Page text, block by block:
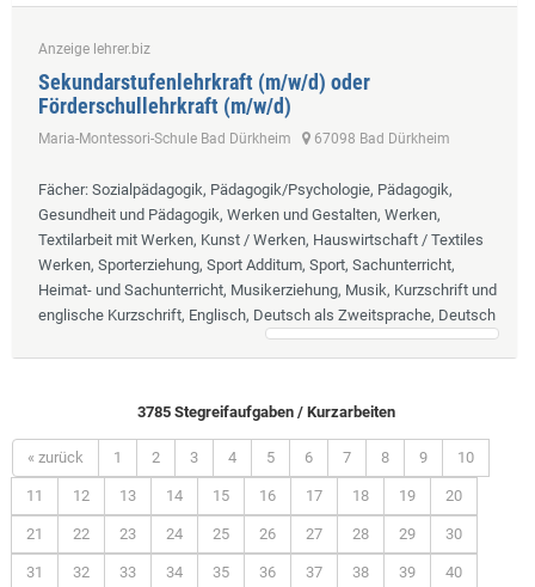
Anzeige lehrer.biz
Sekundarstufenlehrkraft (m/w/d) oder
Förderschullehrkraft (m/w/d)
Maria-Montessori-Schule Bad Dürkheim 67098 Bad Dürkheim
Fächer: Sozialpädagogik, Pädagogik/Psychologie, Pädagogik,
Gesundheit und Pädagogik, Werken und Gestalten, Werken,
Textilarbeit mit Werken, Kunst / Werken, Hauswirtschaft / Textiles
Werken, Sporterziehung, Sport Additum, Sport, Sachunterricht,
Heimat- und Sachunterricht, Musikerziehung, Musik, Kurzschrift und
englische Kurzschrift, Englisch, Deutsch als Zweitsprache, Deutsch
3785 Stegreifaufgaben / Kurzarbeiten
« zurück 1 2 3 4 5 6 7 8 9 10
11 12 13 14 15 16 17 18 19 20
21 22 23 24 25 26 27 28 29 30
31 32 33 34 35 36 37 38 39 40